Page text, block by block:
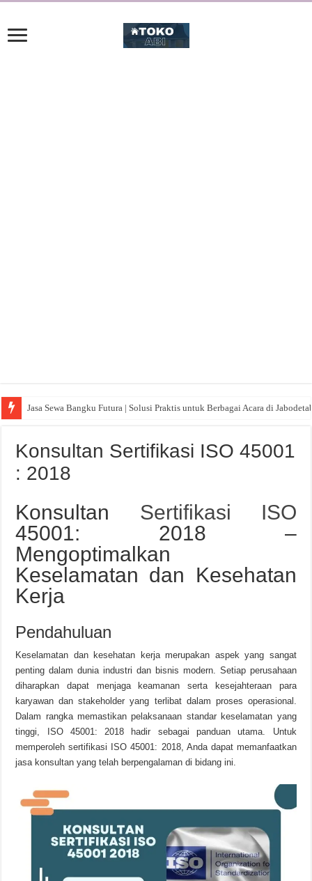
Jasa Sewa Bangku Futura | Solusi Praktis untuk Berbagai Acara di
Konsultan Sertifikasi ISO 45001
: 2018
Konsultan Sertifikasi ISO
45001: 2018 –
Mengoptimalkan
Keselamatan dan Kesehatan
Kerja
Pendahuluan
Keselamatan dan kesehatan kerja merupakan aspek yang sangat
penting dalam dunia industri dan bisnis modern. Setiap perusahaan
diharapkan dapat menjaga keamanan serta kesejahteraan para
karyawan dan stakeholder yang terlibat dalam proses operasional.
Dalam rangka memastikan pelaksanaan standar keselamatan yang
tinggi, ISO 45001: 2018 hadir sebagai panduan utama. Untuk
memperoleh sertifikasi ISO 45001: 2018, Anda dapat memanfaatkan
jasa konsultan yang telah berpengalaman di bidang ini.